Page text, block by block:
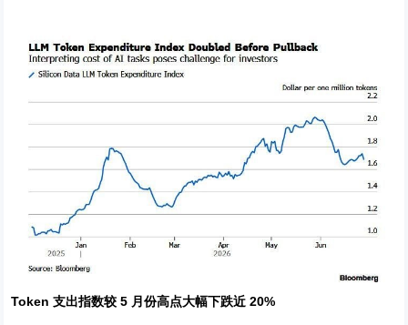
Token 支出指数较 5 月份高点大幅下跌近 20%